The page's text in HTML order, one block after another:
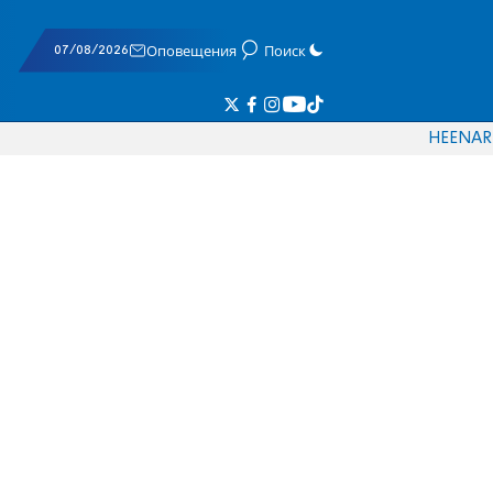
07/08/2026 Оповещения Поиск
HEENAR